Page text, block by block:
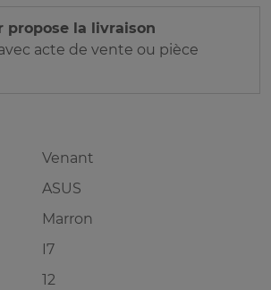
propose la livraison
acte de vente ou pièce
Venant
ASUS
Marron
I7
12